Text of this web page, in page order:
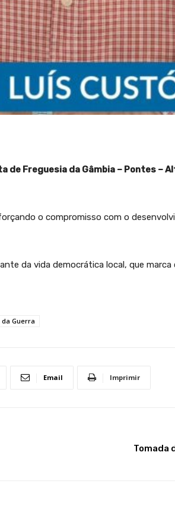
de Freguesia da Gâmbia – Pontes –
o compromisso com o
da vida democrática local, que
Guerra
Email Imprimir
Tomada